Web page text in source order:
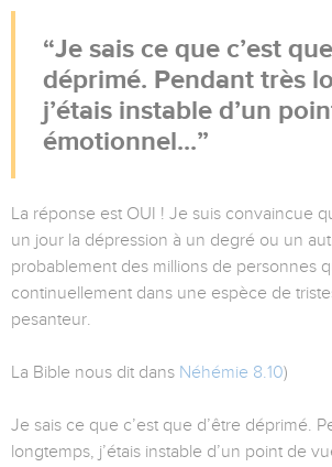
Je sais ce que c’est
déprimé. Pendant très
j’étais instable d’un
émotionnel...
La réponse est OUI ! Je suis convaincue
un jour la dépression à un degré ou un
probablement des millions de personnes
continuellement dans une espèce de
pesanteur.
La Bible nous dit dans Néhémie 8.10)
Je sais ce que c’est que d’être déprimé.
longtemps, j’étais instable d’un point de